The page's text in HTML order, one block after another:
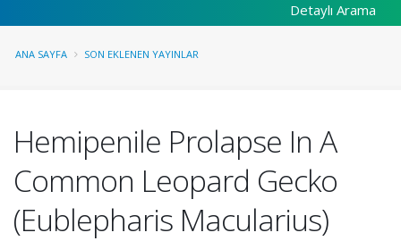
Detaylı Arama
ANA SAYFA SON EKLENEN YAYINLAR
Hemipenile Prolapse In A
Common Leopard Gecko
(Eublepharis Macularius)